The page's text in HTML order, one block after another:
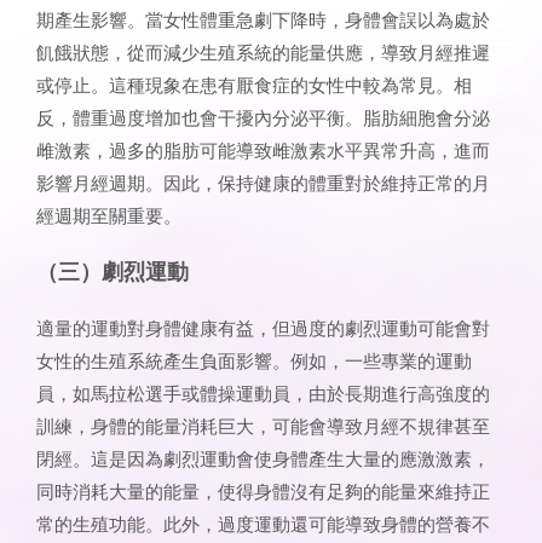
期產生影響。當女性體重急劇下降時，身體會誤以為處於
飢餓狀態，從而減少生殖系統的能量供應，導致月經推遲
或停止。這種現象在患有厭食症的女性中較為常見。相
反，體重過度增加也會干擾內分泌平衡。脂肪細胞會分泌
雌激素，過多的脂肪可能導致雌激素水平異常升高，進而
影響月經週期。因此，保持健康的體重對於維持正常的月
經週期至關重要。
（三）劇烈運動
適量的運動對身體健康有益，但過度的劇烈運動可能會對
女性的生殖系統產生負面影響。例如，一些專業的運動
員，如馬拉松選手或體操運動員，由於長期進行高強度的
訓練，身體的能量消耗巨大，可能會導致月經不規律甚至
閉經。這是因為劇烈運動會使身體產生大量的應激激素，
同時消耗大量的能量，使得身體沒有足夠的能量來維持正
常的生殖功能。此外，過度運動還可能導致身體的營養不